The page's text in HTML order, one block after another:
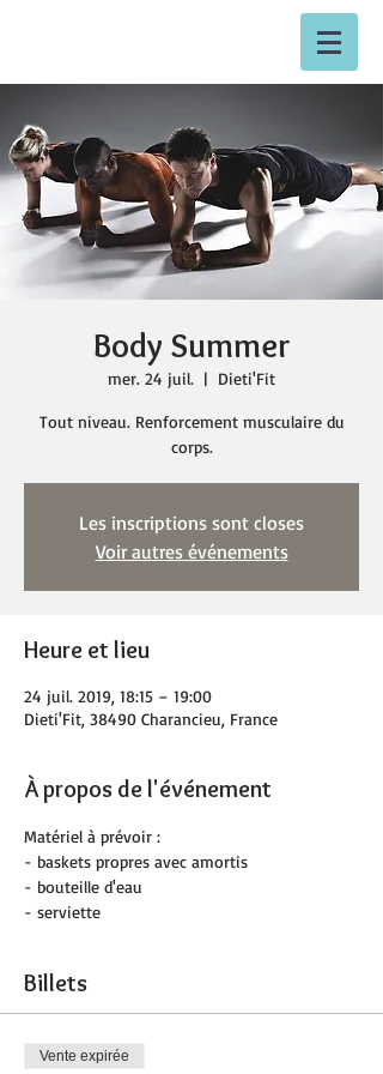
Body Summer
mer. 24 juil.
  |
Dieti'Fit
Tout niveau. Renforcement musculaire du
corps.
Les inscriptions sont closes
Voir autres événements
Heure et lieu
24 juil. 2019, 18:15 – 19:00
Dieti'Fit, 38490 Charancieu, France
À propos de l'événement
Matériel à prévoir :
- baskets propres avec amortis
- bouteille d'eau
- serviette
Billets
Vente expirée